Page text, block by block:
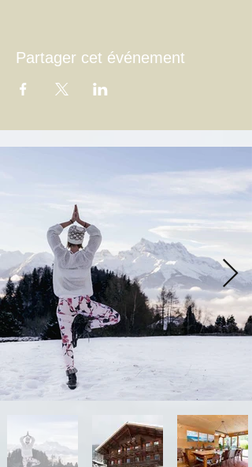
Partager cet événement